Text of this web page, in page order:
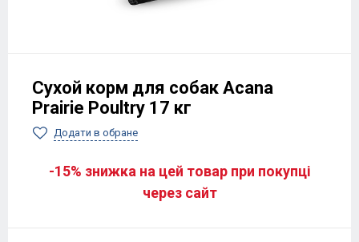
Сухой корм для собак Acana
Prairie Poultry 17 кг
Додати в обране
-15% знижка на цей товар при покупці
через сайт